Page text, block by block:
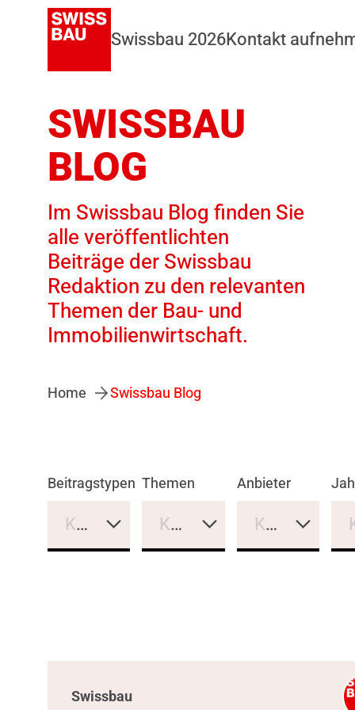
Swissbau 2026Kontakt
SWISSBAU
BLOG
Im Swissbau Blog finden Sie
alle veröffentlichten
Beiträge der Swissbau
Redaktion zu den relevanten
Themen der Bau- und
Immobilienwirtschaft.
Home Swissbau Blog
Beitragstypen
Keine Auswahl
Themen
Keine Auswahl
Anbieter
Keine
Swissbau